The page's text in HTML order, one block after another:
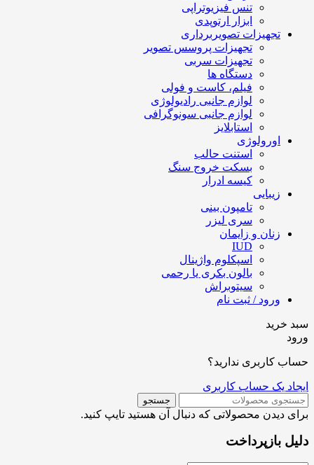
تنس فیزیوتراپی
ابزار ارتوپدی
تجهیزات تصویربرداری
تجهیزات پروسس تصویر
تجهیزات سربی
دستگاه ها
فیلم، کاست و فولی
لوازم جانبی رادیولوژی
لوازم جانبی سونوگرافی
استابلایز
اورولوژی
استنت حالب
بسکت خروج سنگ
کیسه ادرار
زیبایی
تامپون بینی
سری لیزر
زنان و زایمان
IUD
اسپکلوم واژینال
بالون بکری یا رحمی
سیتوبراش
ورود / ثبت نام
سبد خرید
ورود
حساب کاربری ندارید؟
ایجاد یک حساب کاربری
جستجو
برای دیدن محصولاتی که دنبال آن هستید تایپ کنید.
دلیل بازپرداخت